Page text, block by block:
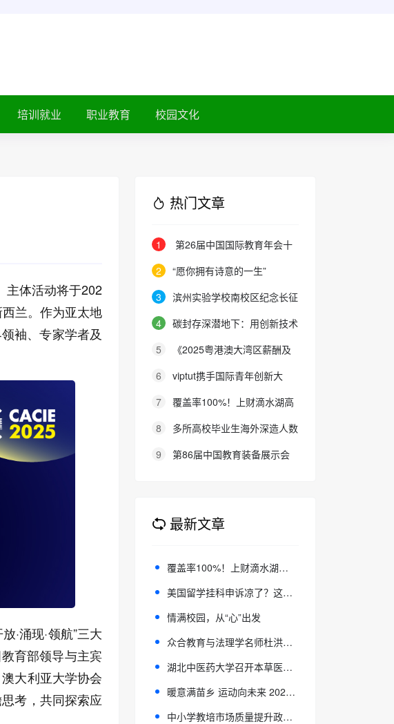
培训就业 职业教育 校园文化
主体活动将于202
兰。作为亚太地
袖、专家学者及
·涌现·领航”三大
育部领导与主宾
大利亚大学协会
考，共同探索应
热门文章
1
第26届中国国际教育年会十
月在京启幕
2
“愿你拥有诗意的一生”
3
滨州实验学校南校区纪念长征
胜利89周年 公益微电影《被手机
4
碳封存深潜地下：用创新技术
铺就碳中和之路
5
《2025粤港澳大湾区薪酬及
福利调查》公布结果 大湾区各地
级管理层离职率自2018年移民潮
后今年首现显著下降
6
viptut携手国际青年创新大
会：以英语为桥，助青少年链接全
7
覆盖率100%！上财滴水湖高
金MF金融硕士26级奖学金全介绍
8
多所高校毕业生海外深造人数
回升 出国留学释放触底反弹信号
9
第86届中国教育装备展示会
最新文章
覆盖率100%！上财滴水湖高金MF金融硕士26级奖学金全介绍
美国留学挂科申诉凉了？这几条“救急路”收好！
情满校园，从“心”出发
众合教育与法理学名师杜洪波达成深度合作，独家师资阵容赋能法治人才培养
湖北中医药大学召开本草医培“少数民族英语公益助学班”十周年成果汇报暨新一期开班仪式
暖意满苗乡 运动向未来 2025 体育科普中国行暨“公益体彩 快乐操场”健康进校园活动走进十八洞村
中小学教培市场质量提升政策建议